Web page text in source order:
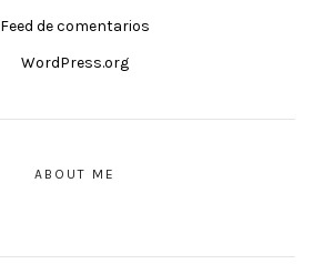
Feed de comentarios
WordPress.org
ABOUT ME